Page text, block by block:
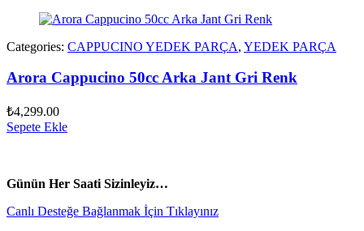
Categories: CAPPUCINO YEDEK PARÇA, YEDEK PARÇA
Arora Cappucino 50cc Arka Jant Gri Renk
₺4,299.00
Sepete Ekle
Günün Her Saati Sizinleyiz…
Canlı Desteğe Bağlanmak İçin Tıklayınız